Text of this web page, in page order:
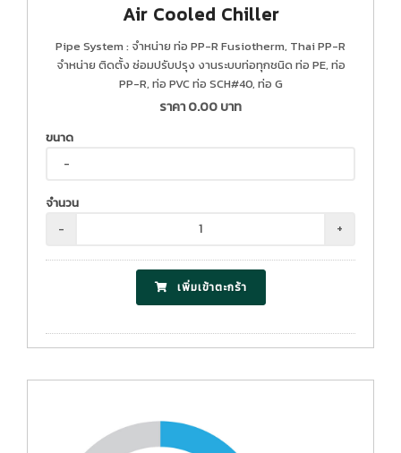
Air Cooled Chiller
Pipe System : จำหน่าย ท่อ PP-R Fusiotherm, Thai PP-R
จำหน่าย ติดตั้ง ซ่อมปรับปรุง งานระบบท่อทุกชนิด ท่อ PE, ท่อ
PP-R, ท่อ PVC ท่อ SCH#40, ท่อ G
ราคา0.00บาท
ขนาด
จำนวน
- +
เพิ่มเข้าตะกร้า